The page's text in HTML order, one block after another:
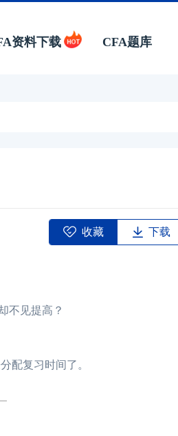
资料下载 CFA题库
收藏 下载
不见提高？
配复习时间了。